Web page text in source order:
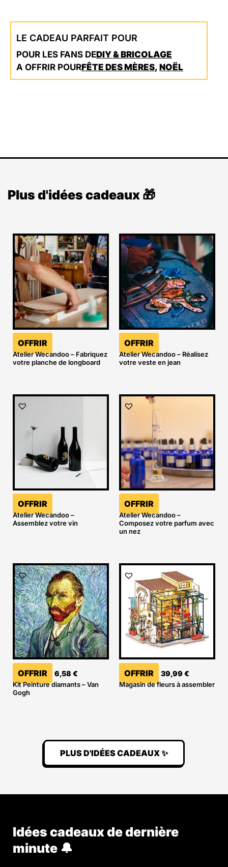
LE CADEAU PARFAIT POUR
POUR LES FANS DEDIY & BRICOLAGE
A OFFRIR POURFÊTE DES MÈRES, NOËL
Plus d'idées cadeaux 🎁
OFFRIR
Atelier Wecandoo – Fabriquez
votre planche de longboard
OFFRIR
Atelier Wecandoo – Réalisez
votre veste en jean
OFFRIR
Atelier Wecandoo –
Assemblez votre vin
OFFRIR
Atelier Wecandoo –
Composez votre parfum avec
un nez
OFFRIR 6,58 €
Kit Peinture diamants – Van
Gogh
OFFRIR 39,99 €
Magasin de fleurs à assembler
PLUS D'IDÉES CADEAUX ✨
Idées cadeaux de dernière
minute 🔔